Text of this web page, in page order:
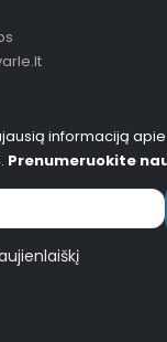
informaciją
Prenumeruokite